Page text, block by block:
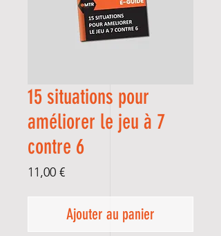
15 situations pour
améliorer le jeu à 7
contre 6
11,00 €Prix
Ajouter au panier